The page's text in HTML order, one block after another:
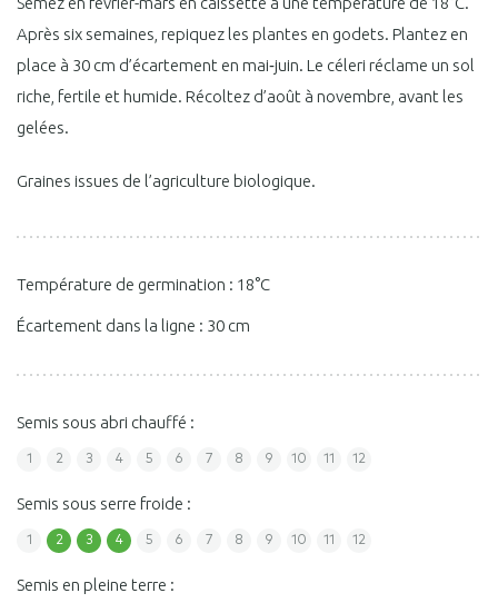
Après six semaines, repiquez les plantes en godets. Plantez en
place à 30 cm d’écartement en mai‑juin. Le céleri réclame un sol
riche, fertile et humide. Récoltez d’août à novembre, avant les
gelées.
Graines issues de l’agriculture biologique.
Température de germination : 18°C
Écartement dans la ligne : 30 cm
Semis sous abri chauffé :
1 2 3 4 5 6 7 8 9 10 11 12
Semis sous serre froide :
1 2 3 4 5 6 7 8 9 10 11 12
Semis en pleine terre :